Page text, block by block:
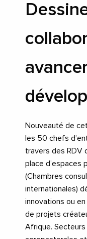
Nouveauté de
les 50 chefs
travers des RDV
place d’espaces
(Chambres
internationales)
innovations ou
de projets
Afrique.